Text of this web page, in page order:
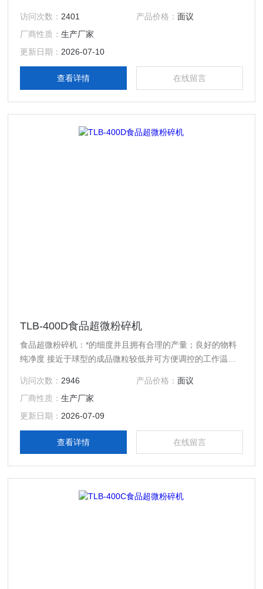
料、良好的稳定性、简易的调控方式灵活的出料形式
访问次数： 2401 产品价格： 面议
厂商性质：生产厂家
更新日期： 2026-07-10
查看详情 在线留言
TLB-400D食品超微粉碎机
食品超微粉碎机：*的细度并且拥有合理的产量；良好的物料
纯净度 接近于球型的成品微粒较低并可方便调控的工作温度
良好的稳定性、简易的调控方式灵活的出料形式
访问次数： 2946 产品价格： 面议
厂商性质：生产厂家
更新日期： 2026-07-09
查看详情 在线留言